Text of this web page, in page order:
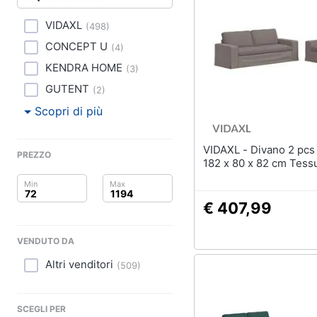
Arredo
Brico e Giardinaggio
Salute e igiene
Prima infanzia
Sedie ufficio
Scrivania ufficio
Sveglia
Vedi tutti
Portabiancheria
VIDAXL (498)
CONCEPT U (4)
KENDRA HOME (3)
GUTENT (2)
Scopri di più
PREZZO
VENDUTO DA
Altri venditori (509)
SCEGLI PER
VIDAXL - Divano 2 pcs Talpa
182 x 80 x 82 cm
€ 407,99